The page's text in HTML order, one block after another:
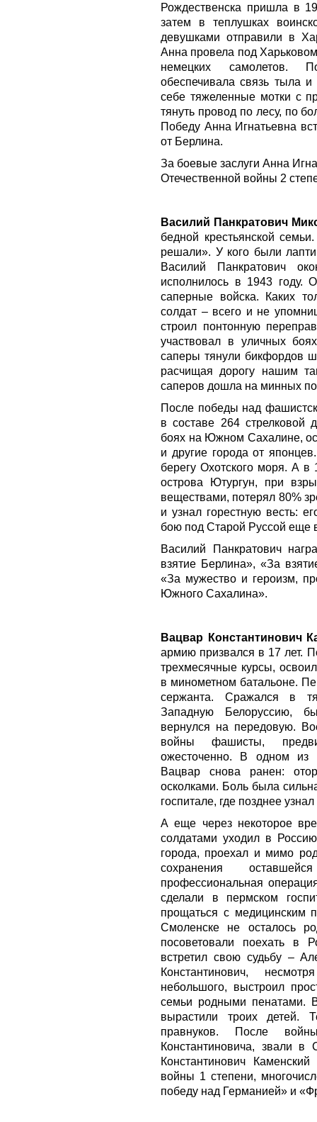
Рождественска пришла в
затем в теплушках
девушками отправили в
Анна провела под
немецких самолетов.
обеспечивала связь тыла
себе тяжеленные мотки с
тянуть провод по лесу, по
Победу Анна Игнатьевна
от Берлина.
За боевые заслуги Анна
Отечественной войны 2
Василий Панкратович
бедной крестьянской
решали». У кого были
Василий Панкратович
исполнилось в 1943 году.
саперные войска. Каких
солдат – всего и не
строил понтонную
участвовал в уличных
саперы тянули бикфордов
расчищая дорогу нашим
саперов дошла на минных
После победы над
в составе 264 стрелковой
боях на Южном Сахалине,
и другие города от
берегу Охотского моря. А
острова Ютургун, при
веществами, потерял 80%
и узнал горестную весть:
бою под Старой Руссой еще
Василий Панкратович
взятие Берлина», «За
«За мужество и героизм,
Южного Сахалина».
Вацвар Константинович
армию призвался в 17 лет.
трехмесячные курсы,
в минометном батальоне.
сержанта. Сражался в
Западную Белоруссию,
вернулся на передовую.
войны фашисты,
ожесточенно. В одном из
Вацвар снова ранен:
осколками. Боль была
госпитале, где позднее
А еще через некоторое
солдатами уходил в
города, проехал и мимо
сохранения
профессиональная
сделали в пермском
прощаться с медицинским
Смоленске не осталось
посоветовали поехать в
встретил свою судьбу –
Константинович,
небольшого, выстроил
семьи родными пенатами.
вырастили троих детей.
правнуков. После
Константиновича, звали в
Константинович
войны 1 степени,
победу над Германией» и